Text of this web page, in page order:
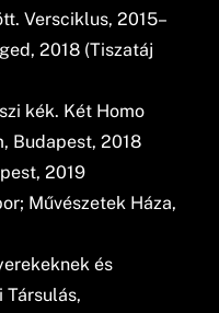
Versciklus, 2015–
2018 (Tiszatáj
kék. Két Homo
Budapest, 2018
2019
Művészetek Háza,
és